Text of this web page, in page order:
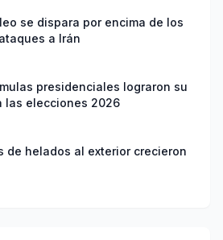
se dispara por encima de los
a Irán
presidenciales lograron su
las elecciones 2026
de helados al exterior crecieron